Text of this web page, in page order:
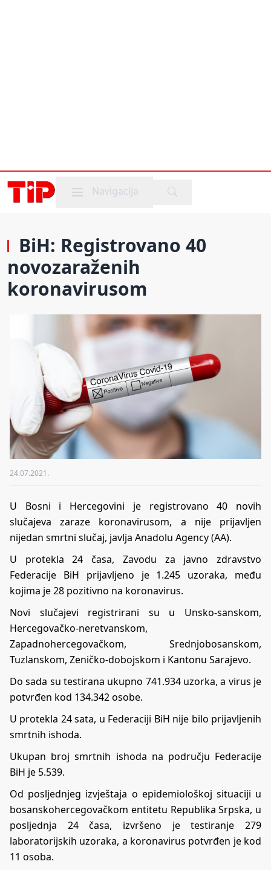
Mobile menu
Navigacija
BiH: Registrovano 40
novozaraženih
koronavirusom
24.07.2021.
U Bosni i Hercegovini je registrovano 40 novih
slučajeva zaraze koronavirusom, a nije prijavljen
nijedan smrtni slučaj, javlja Anadolu Agency (AA).
U protekla 24 časa, Zavodu za javno zdravstvo
Federacije BiH prijavljeno je 1.245 uzoraka, među
kojima je 28 pozitivno na koronavirus.
Novi slučajevi registrirani su u Unsko-sanskom,
Hercegovačko-neretvanskom,
Zapadnohercegovačkom, Srednjobosanskom,
Tuzlanskom, Zeničko-dobojskom i Kantonu Sarajevo.
Do sada su testirana ukupno 741.934 uzorka, a virus je
potvrđen kod 134.342 osobe.
U protekla 24 sata, u Federaciji BiH nije bilo prijavljenih
smrtnih ishoda.
Ukupan broj smrtnih ishoda na području Federacije
BiH je 5.539.
Оd pоsljеdnjеg izvјеštаја о еpidеmiоlоškој situаciјi u
bosanskohercegovačkom entitetu Rеpublika Srpska, u
pоsljеdnja 24 čаsа, izvršеnо је tеstirаnjе 279
lаbоrаtоriјskih uzоrаkа, а koronavirus pоtvrđеn је kоd
11 оsоbа.